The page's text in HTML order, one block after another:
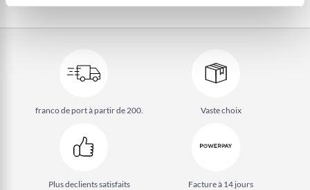
franco de port à partir de 200. Vaste choix
Plus declients satisfaits Facture à 14 jours